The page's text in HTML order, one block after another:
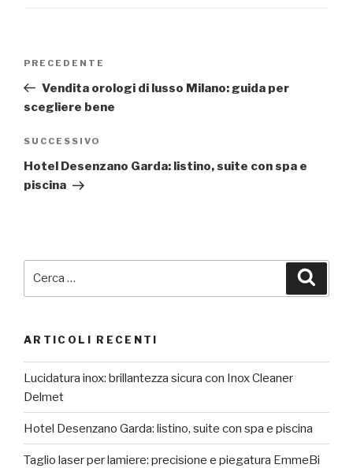
Articolo
precedente:
PRECEDENTE
Vendita orologi di lusso Milano: guida per
scegliere bene
Articolo
successivo
SUCCESSIVO
Hotel Desenzano Garda: listino, suite con spa e
piscina
ARTICOLI RECENTI
Lucidatura inox: brillantezza sicura con Inox Cleaner
Delmet
Hotel Desenzano Garda: listino, suite con spa e piscina
Taglio laser per lamiere: precisione e piegatura EmmeBi